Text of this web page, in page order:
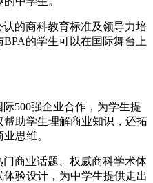
的商科教育标准及领导力培
的学生可以在国际舞台上
500强企业合作，为学生提
助学生理解商业知识，还拓
思维。
门商业话题、权威商科学术体
验设计，为中学生提供走出